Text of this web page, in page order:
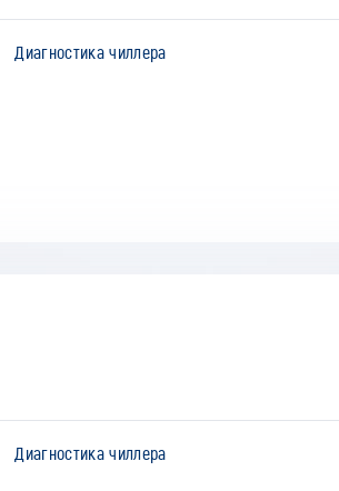
Диагностика чиллера
Диагностика чиллера